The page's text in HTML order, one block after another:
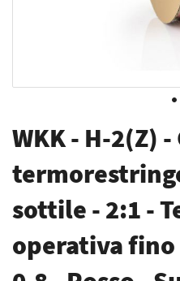
all'inizio
della
galleria
di
immagini
WKK - H-2(Z)
sottile - 2:1 -
operativa fino